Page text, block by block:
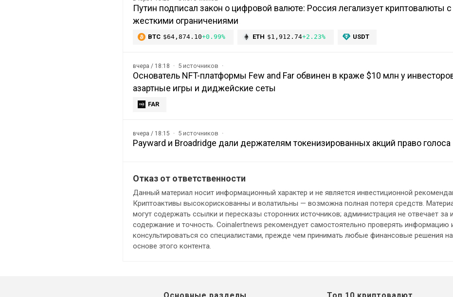
Путин подписал закон о цифровой валюте: Россия легализует криптовалюты с
жесткими ограничениями
BTC $64,874.10+0.99% ETH $1,912.74+2.23% USDT
вчера / 18:18 5 источников
Основатель NFT-платформы Few and Far обвинен в краже $10 млн у
азартные игры и диджейские сеты
FAR
вчера / 18:15 5 источников
Payward и Broadridge дали держателям токенизированных акций право голоса
Отказ от ответственности
Данный материал носит информационный характер и не является инвестиционной
Криптоактивы высокорискованны и волатильны — возможна полная потеря средств.
могут содержать ссылки и пересказы сторонних источников; администрация не отвечает за
содержание и точность. Coinalertnews рекомендует самостоятельно проверять информацию
консультироваться со специалистами, прежде чем принимать любые финансовые решения на
основе этого контента.
Основные разделы Топ 10 криптовалют